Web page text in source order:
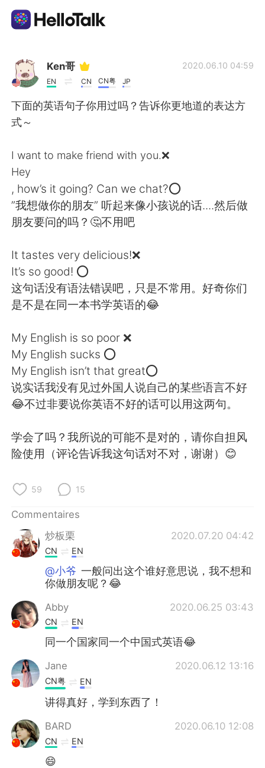
Appli d'échange linguistique
AI Grammar Checker
Français
English
繁體中文 Español
日本語
Русский ไทย
Türkçe Tiếng Việt
Português
Ken哥
EN CN CN粤 JP
2020.06.10 04:59
下面的英语句子你用过吗？告诉你更地道的表达方
式～
I want to make friend with you.❌
Hey
, how’s it going? Can we chat?⭕
”我想做你的朋友” 听起来像小孩说的话....然后做
朋友要问的吗？🤔不用吧
It tastes very delicious!❌
It’s so good! ⭕
这句话没有语法错误吧，只是不常用。好奇你们
是不是在同一本书学英语的😂
My English is so poor ❌
My English sucks ⭕
My English isn’t that great⭕
说实话我没有见过外国人说自己的某些语言不好
😂不过非要说你英语不好的话可以用这两句。
学会了吗？我所说的可能不是对的，请你自担风
险使用（评论告诉我这句话对不对，谢谢）😊
59 15
Commentaires
炒板栗
2020.07.20 04:42
CN EN
@小爷 一般问出这个谁好意思说，我不想和
你做朋友呢？😂
Abby 2020.06.25 03:43
CN EN
同一个国家同一个中国式英语😂
Jane 2020.06.12 13:16
CN粤 EN
讲得真好，学到东西了！
BARD 2020.06.10 12:08
CN EN
😄